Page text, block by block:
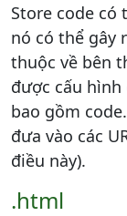
Store code có
nó có thể gây
thuộc về bên
được cấu hình
bao gồm
đưa vào các
điều này).
.html